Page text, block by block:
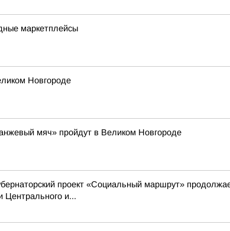
маркетплейсы
Новгороде
мяч» пройдут в Великом Новгороде
проект «Социальный маршрут»
и...